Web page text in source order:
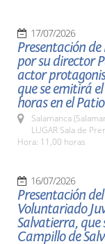
17/07/2026
Presentación
por su director
actor
que se emitirá
horas en el
Salamanca
LUGAR Sala de
Hora: 11,00 horas
16/07/2026
Presentación
Voluntariado
Salvatierra, que
Campillo de